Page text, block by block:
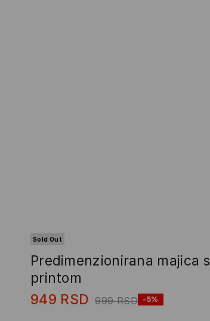
Sold Out
Predimenzionirana majica s
printom
949 RSD 999 RSD -5%